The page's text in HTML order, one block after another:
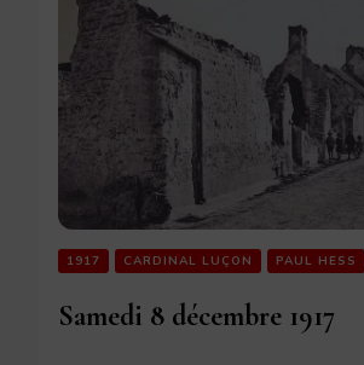
1917 CARDINAL LUÇON PAUL HESS
Samedi 8 décembre 1917